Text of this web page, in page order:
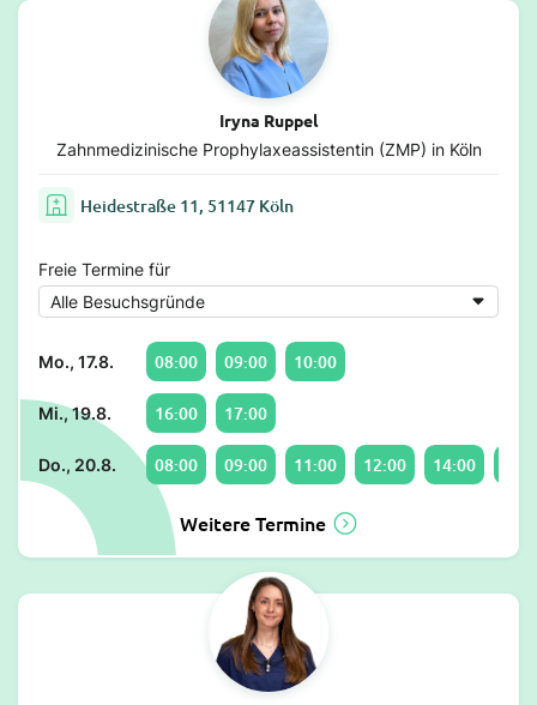
Iryna Ruppel
Zahnmedizinische Prophylaxeassistentin (ZMP) in Köln
Heidestraße 11, 51147 Köln
Freie Termine für
Mo., 17.8. 08:00 09:00 10:00
Mi., 19.8. 16:00 17:00
Do., 20.8. 08:00 09:00 11:00 12:00 14:00
Weitere Termine